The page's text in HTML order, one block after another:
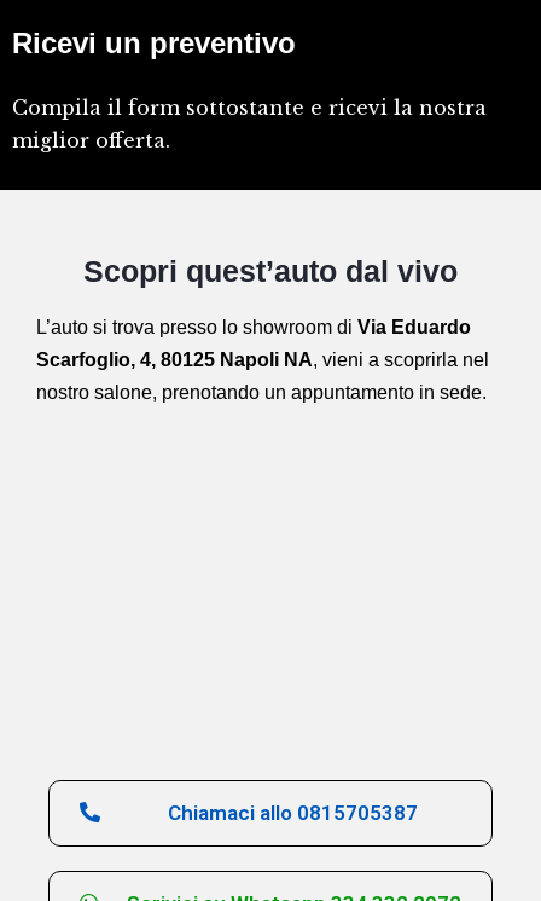
Ricevi un preventivo
Compila il form sottostante e ricevi la nostra
miglior offerta.
Scopri quest’auto dal vivo
L’auto si trova presso lo showroom di Via Eduardo
Scarfoglio, 4, 80125 Napoli NA, vieni a scoprirla nel
nostro salone, prenotando un appuntamento in sede.
Chiamaci allo 0815705387